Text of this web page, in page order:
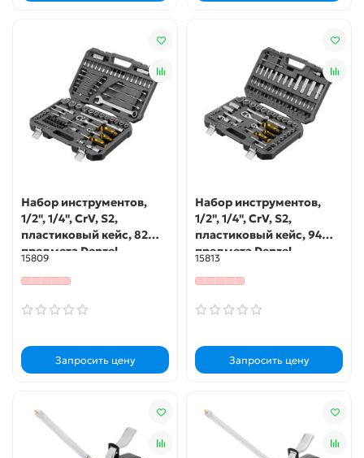
Набор инструментов,
1/2", 1/4", CrV, S2,
пластиковый кейс, 82
предмета Denzel
15809
Запросить цену
Набор инструментов,
1/2", 1/4", CrV, S2,
пластиковый кейс, 94
предмета Denzel
15813
Запросить цену